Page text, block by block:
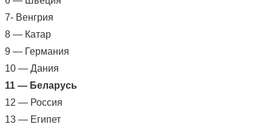
7- Венгрия
8 — Катар
9 — Германия
10 — Дания
11 — Беларусь
12 — Россия
13 — Египет